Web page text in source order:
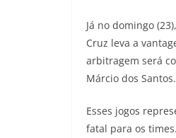
Já no domingo
Cruz leva a
arbitragem será
Márcio dos Santos.
Esses jogos
fatal para os